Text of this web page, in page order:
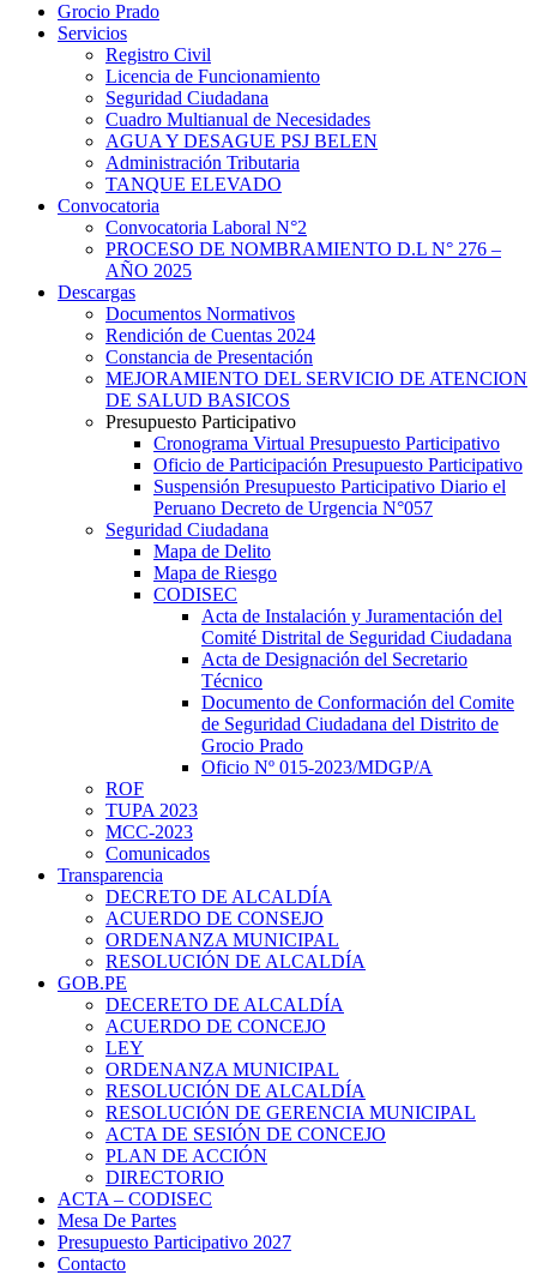
Grocio Prado
Servicios
Registro Civil
Licencia de Funcionamiento
Seguridad Ciudadana
Cuadro Multianual de Necesidades
AGUA Y DESAGUE PSJ BELEN
Administración Tributaria
TANQUE ELEVADO
Convocatoria
Convocatoria Laboral N°2
PROCESO DE NOMBRAMIENTO D.L N° 276 –
AÑO 2025
Descargas
Documentos Normativos
Rendición de Cuentas 2024
Constancia de Presentación
MEJORAMIENTO DEL SERVICIO DE ATENCION
DE SALUD BASICOS
Presupuesto Participativo
Cronograma Virtual Presupuesto Participativo
Oficio de Participación Presupuesto Participativo
Suspensión Presupuesto Participativo Diario el
Peruano Decreto de Urgencia N°057
Seguridad Ciudadana
Mapa de Delito
Mapa de Riesgo
CODISEC
Acta de Instalación y Juramentación del
Comité Distrital de Seguridad Ciudadana
Acta de Designación del Secretario
Técnico
Documento de Conformación del Comite
de Seguridad Ciudadana del Distrito de
Grocio Prado
Oficio Nº 015-2023/MDGP/A
ROF
TUPA 2023
MCC-2023
Comunicados
Transparencia
DECRETO DE ALCALDÍA
ACUERDO DE CONSEJO
ORDENANZA MUNICIPAL
RESOLUCIÓN DE ALCALDÍA
GOB.PE
DECERETO DE ALCALDÍA
ACUERDO DE CONCEJO
LEY
ORDENANZA MUNICIPAL
RESOLUCIÓN DE ALCALDÍA
RESOLUCIÓN DE GERENCIA MUNICIPAL
ACTA DE SESIÓN DE CONCEJO
PLAN DE ACCIÓN
DIRECTORIO
ACTA – CODISEC
Mesa De Partes
Presupuesto Participativo 2027
Contacto